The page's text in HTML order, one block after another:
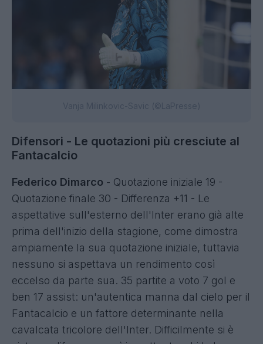
Difensori - Le quotazioni più cresciute al
Fantacalcio
Federico Dimarco - Quotazione iniziale 19 -
Quotazione finale 30 - Differenza +11 - Le
aspettative sull'esterno dell'Inter erano già alte
prima dell'inizio della stagione, come dimostra
ampiamente la sua quotazione iniziale, tuttavia
nessuno si aspettava un rendimento così
eccelso da parte sua. 35 partite a voto 7 gol e
ben 17 assist: un'autentica manna dal cielo per il
Fantacalcio e un fattore determinante nella
cavalcata tricolore dell'Inter. Difficilmente si è